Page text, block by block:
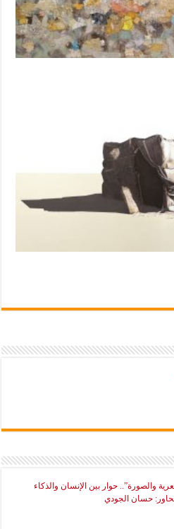
والصورة”.. حوار بين الإنسان والذكاء
حسان الجودي